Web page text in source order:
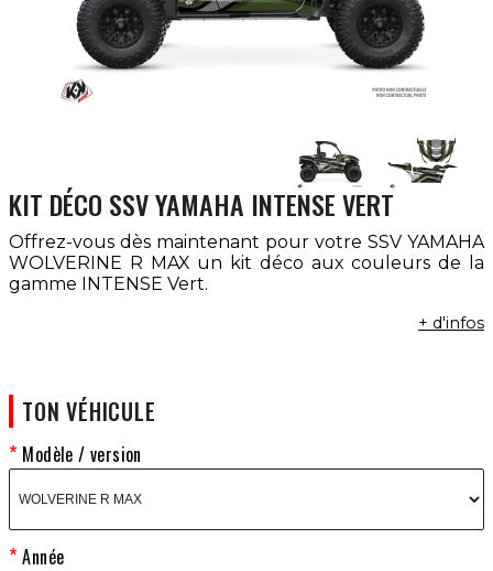
KIT DÉCO SSV YAMAHA INTENSE VERT
Offrez-vous dès maintenant pour votre SSV YAMAHA
WOLVERINE R MAX un kit déco aux couleurs de la
gamme INTENSE Vert.
+ d'infos
TON VÉHICULE
Modèle / version
Année